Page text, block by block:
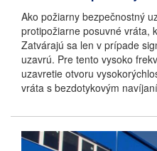
Ako požiarny bezpečnostný
protipožiarne posuvné vráta,
Zatvárajú sa len v prípade
uzavrú. Pre tento vysoko
uzavretie otvoru
vráta s bezdotykovým